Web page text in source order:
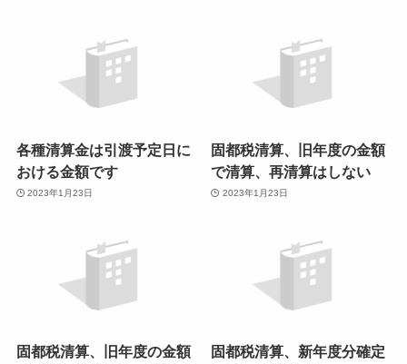
各種清算金は引渡予定日に
おける金額です
2023年1月23日
固都税清算、旧年度の金額
で清算、再清算はしない
2023年1月23日
固都税清算、旧年度の金額
固都税清算、新年度分確定